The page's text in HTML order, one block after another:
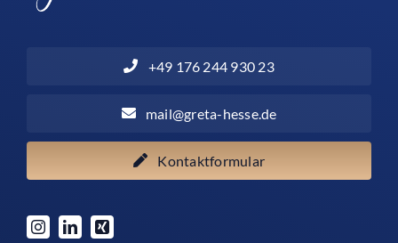
+49 176 244 930 23
mail@greta-hesse.de
Kontaktformular